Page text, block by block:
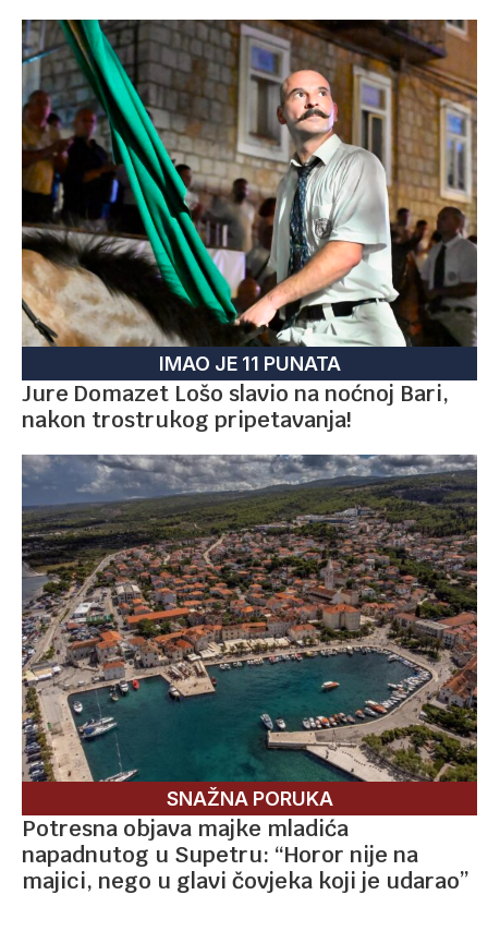
IMAO JE 11 PUNATA
Jure Domazet Lošo slavio na noćnoj Bari,
nakon trostrukog pripetavanja!
SNAŽNA PORUKA
Potresna objava majke mladića
napadnutog u Supetru: “Horor nije na
majici, nego u glavi čovjeka koji je udarao”